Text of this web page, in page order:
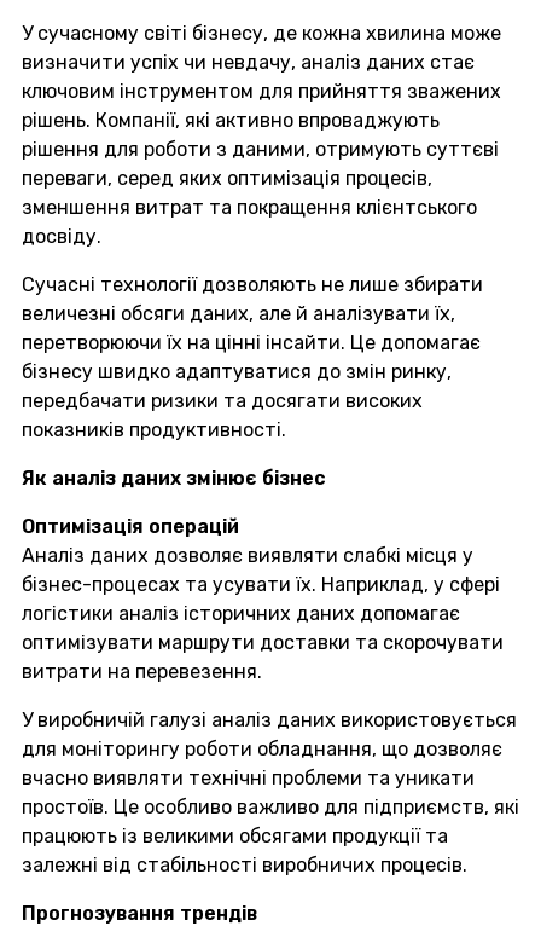
У сучасному світі бізнесу, де кожна хвилина може
визначити успіх чи невдачу, аналіз даних стає
ключовим інструментом для прийняття зважених
рішень. Компанії, які активно впроваджують
рішення для роботи з даними, отримують суттєві
переваги, серед яких оптимізація процесів,
зменшення витрат та покращення клієнтського
досвіду.
Сучасні технології дозволяють не лише збирати
величезні обсяги даних, але й аналізувати їх,
перетворюючи їх на цінні інсайти. Це допомагає
бізнесу швидко адаптуватися до змін ринку,
передбачати ризики та досягати високих
показників продуктивності.
Як аналіз даних змінює бізнес
Оптимізація операцій
Аналіз даних дозволяє виявляти слабкі місця у
бізнес-процесах та усувати їх. Наприклад, у сфері
логістики аналіз історичних даних допомагає
оптимізувати маршрути доставки та скорочувати
витрати на перевезення.
У виробничій галузі аналіз даних використовується
для моніторингу роботи обладнання, що дозволяє
вчасно виявляти технічні проблеми та уникати
простоїв. Це особливо важливо для підприємств, які
працюють із великими обсягами продукції та
залежні від стабільності виробничих процесів.
Прогнозування трендів